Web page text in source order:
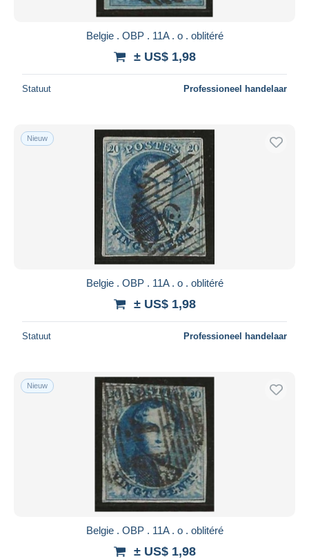
Belgie . OBP . 11A . o . oblitéré
± US$ 1,98
Statuut Professioneel handelaar
Nieuw
Belgie . OBP . 11A . o . oblitéré
± US$ 1,98
Statuut Professioneel handelaar
Nieuw
Belgie . OBP . 11A . o . oblitéré
± US$ 1,98